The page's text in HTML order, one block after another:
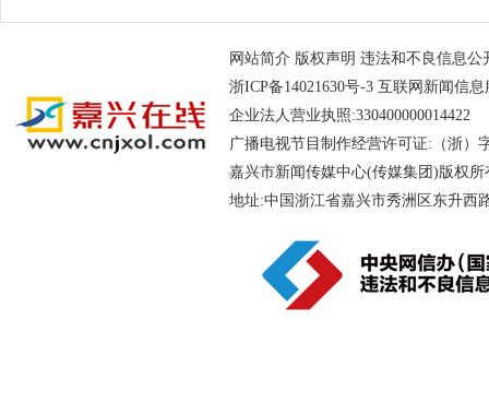
网站简介 版权声明 违法和不良信息公
浙ICP备14021630号-3 互联网新闻信息
企业法人营业执照
广播电视节目制作经营许可证:（浙
嘉兴市新闻传媒中心(传媒集团)版权
地址:中国浙江省嘉兴市秀洲区东升西